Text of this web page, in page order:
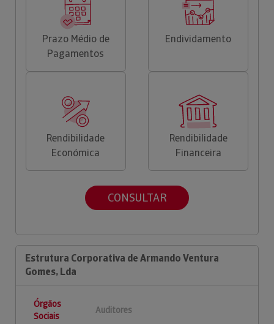
Prazo Médio de
Pagamentos
Endividamento
Rendibilidade
Económica
Rendibilidade
Financeira
CONSULTAR
Estrutura Corporativa de Armando Ventura
Gomes, Lda
Órgãos
Sociais
Auditores